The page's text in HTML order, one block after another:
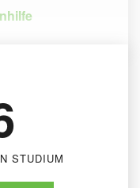
STUDIUM